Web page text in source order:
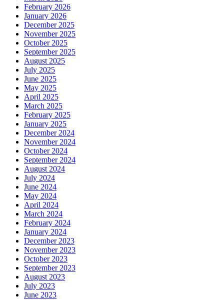
February 2026
January 2026
December 2025
November 2025
October 2025
September 2025
August 2025
July 2025
June 2025
May 2025
April 2025
March 2025
February 2025
January 2025
December 2024
November 2024
October 2024
September 2024
August 2024
July 2024
June 2024
May 2024
April 2024
March 2024
February 2024
January 2024
December 2023
November 2023
October 2023
September 2023
August 2023
July 2023
June 2023